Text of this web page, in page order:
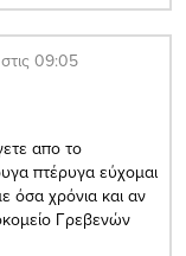
09:05
απο το
πτέρυγα εύχομαι
όσα χρόνια και αν
Γρεβενών